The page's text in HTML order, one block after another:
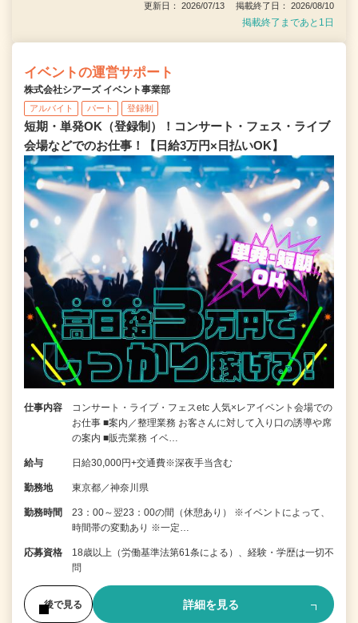
更新日： 2026/07/13 掲載終了日： 2026/08/10
掲載終了まであと1日
イベントの運営サポート
株式会社シアーズ イベント事業部
アルバイト パート 登録制
短期・単発OK（登録制）！コンサート・フェス・ライブ
会場などでのお仕事！【日給3万円×日払いOK】
仕事内容
コンサート・ライブ・フェスetc 人気×レアイベント会場での
お仕事 ■案内／整理業務 お客さんに対して入り口の誘導や席
の案内 ■販売業務 イベ…
給与 日給30,000円+交通費※深夜手当含む
勤務地 東京都／神奈川県
勤務時間
23：00～翌23：00の間（休憩あり） ※イベントによって、
時間帯の変動あり ※一定…
応募資格
18歳以上（労働基準法第61条による）、経験・学歴は一切不
問
後で見る 詳細を見る